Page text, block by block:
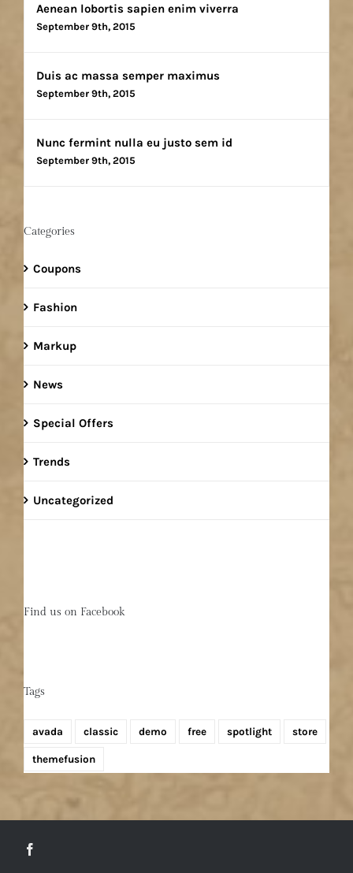
Aenean lobortis sapien enim viverra
September 9th, 2015
Duis ac massa semper maximus
September 9th, 2015
Nunc fermint nulla eu justo sem id
September 9th, 2015
Categories
Coupons
Fashion
Markup
News
Special Offers
Trends
Uncategorized
Find us on Facebook
Tags
avada classic demo free spotlight store
themefusion